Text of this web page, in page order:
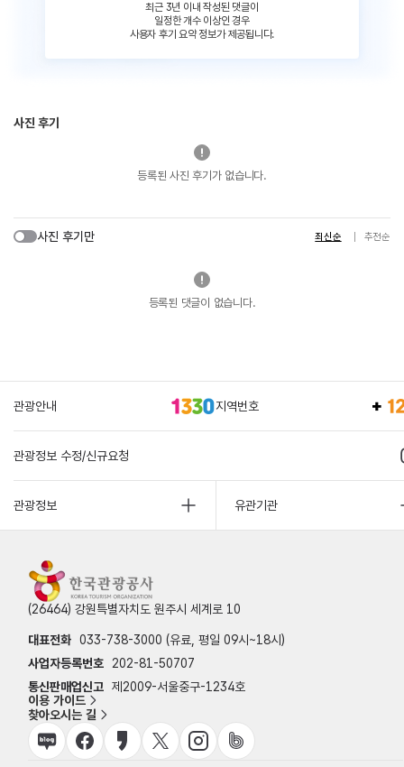
최근 3년 이내 작성된 댓글이
일정한 개수 이상인 경우
사용자 후기 요약 정보가 제공됩니다.
사진 후기
등록된 사진 후기가 없습니다.
사진 후기만 최신순 추천순
등록된 댓글이 없습니다.
관광안내 지역번호
관광정보 수정/신규요청
관광정보 유관기관
(26464) 강원특별자치도 원주시 세계로 10
대표전화 033-738-3000 (유료, 평일 09시~18시)
사업자등록번호
202-81-50707
통신판매업신고 제2009-서울중구-1234호
이용 가이드
찾아오시는 길